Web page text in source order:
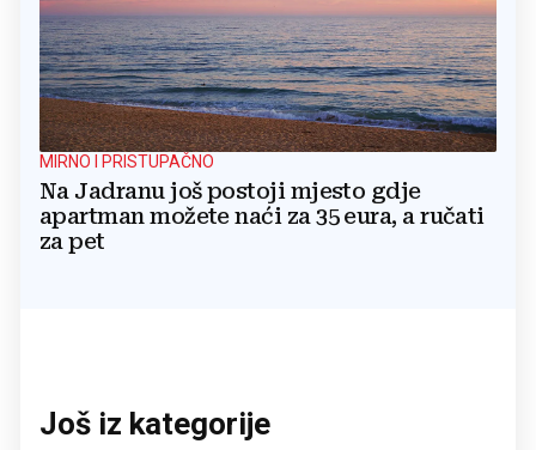
MIRNO I PRISTUPAČNO
Na Jadranu još postoji mjesto gdje
apartman možete naći za 35 eura, a ručati
za pet
Još iz kategorije